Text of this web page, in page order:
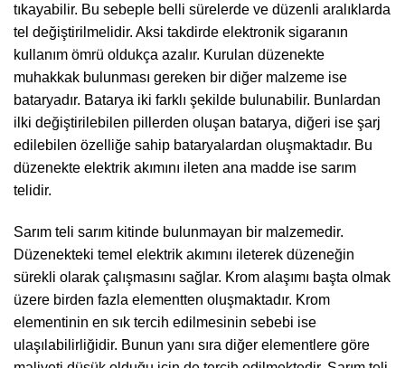
tıkayabilir. Bu sebeple belli sürelerde ve düzenli aralıklarda
tel değiştirilmelidir. Aksi takdirde elektronik sigaranın
kullanım ömrü oldukça azalır. Kurulan düzenekte
muhakkak bulunması gereken bir diğer malzeme ise
bataryadır. Batarya iki farklı şekilde bulunabilir. Bunlardan
ilki değiştirilebilen pillerden oluşan batarya, diğeri ise şarj
edilebilen özelliğe sahip bataryalardan oluşmaktadır. Bu
düzenekte elektrik akımını ileten ana madde ise sarım
telidir.
Sarım teli sarım kitinde bulunmayan bir malzemedir.
Düzenekteki temel elektrik akımını ileterek düzeneğin
sürekli olarak çalışmasını sağlar. Krom alaşımı başta olmak
üzere birden fazla elementten oluşmaktadır. Krom
elementinin en sık tercih edilmesinin sebebi ise
ulaşılabilirliğidir. Bunun yanı sıra diğer elementlere göre